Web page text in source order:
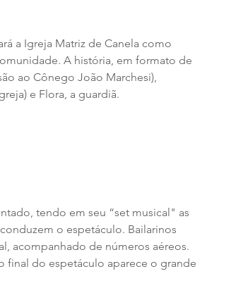
a Igreja Matriz de Canela como
A história, em formato de
ao Cônego João Marchesi),
e Flora, a guardiã.
tendo em seu “set musical" as
o espetáculo. Bailarinos
acompanhado de números aéreos.
final do espetáculo aparece o grande